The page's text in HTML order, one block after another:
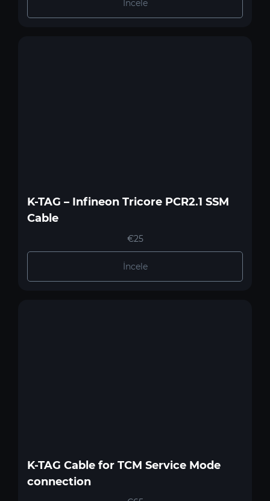
İncele
K-TAG – Infineon Tricore PCR2.1 SSM
Cable
€25
İncele
K-TAG Cable for TCM Service Mode
connection